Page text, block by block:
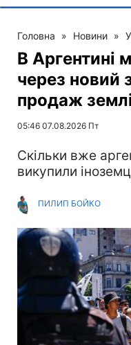
Головна » Новини »
В Аргентині
через новий
продаж
05:46 07.08.2026 Пт
Скільки вже
викупили
ПИЛИП БОЙКО